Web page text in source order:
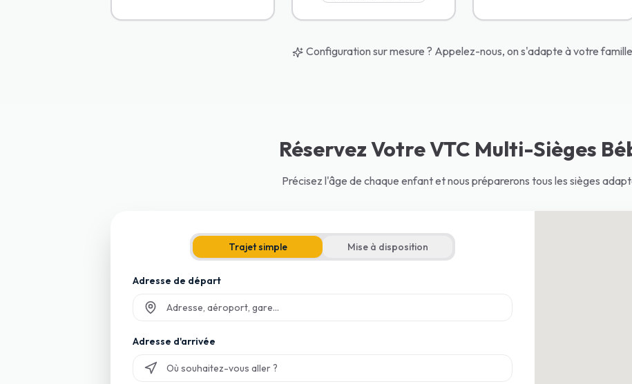
Configuration sur mesure ? Appelez-nous, on s'adapte à votre
Réservez Votre VTC Multi-Sièges
Précisez l'âge de chaque enfant et nous préparerons tous les sièges
Trajet simple Mise à disposition
Adresse de départ
Adresse d'arrivée